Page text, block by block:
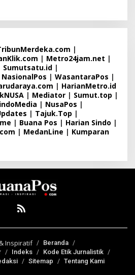
|
| Metro24jam.net |
Sumutsatu.id |
NasionalPos | WasantaraPos |
| HarianMetro.id
| Mediator | Sumut.top |
| NusaPos |
| Tajuk.Top |
| Buana Pos | Harian Sindo |
| MedanLine | Kumparan
Inspiratif
Beranda
Indeks
Kode Etik Jurnalistik
Sitemap Tentang Kami